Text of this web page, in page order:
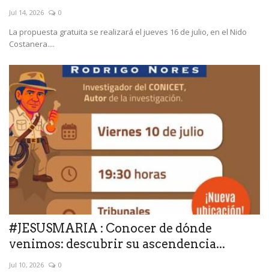
Jul 14, 2026 0
La propuesta gratuita se realizará el jueves 16 de julio, en el Nido
Costanera....
#JESUSMARIA : Conocer de dónde
venimos: descubrir su ascendencia...
Jul 10, 2026 0